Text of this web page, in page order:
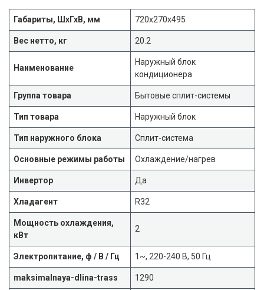
Габариты, ШхГхВ, мм 720x270x495
Вес нетто, кг 20.2
Наименование
Наружный блок
кондиционера
Группа товара Бытовые сплит-системы
Тип товара Наружный блок
Тип наружного блока Сплит-система
Основные режимы работы Охлаждение/нагрев
Инвертор Да
Хладагент R32
Мощность охлаждения,
кВт
2
Электропитание, ф / В / Гц 1~, 220-240 В, 50 Гц
maksimalnaya-dlina-trass 1290